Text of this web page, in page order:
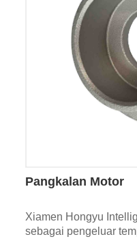
Pangkalan Motor
Xiamen Hongyu
sebagai pengeluar